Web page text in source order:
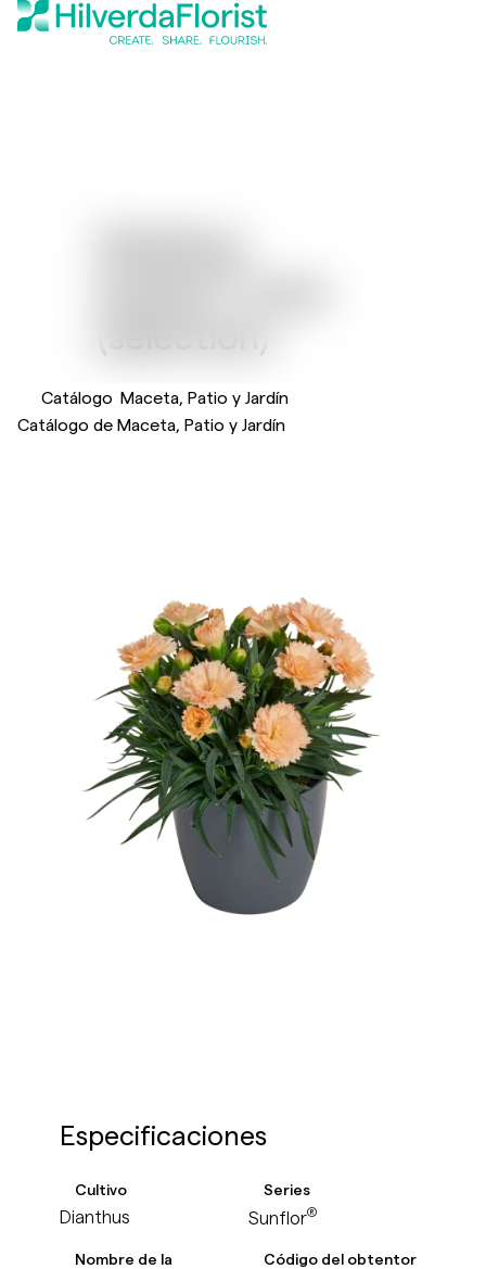
Catálogo Maceta, Patio y Jardín
Catálogo de Maceta, Patio y Jardín
Especificaciones
Cultivo
Dianthus
Series
Sunflor®
Nombre de la
Código del obtentor